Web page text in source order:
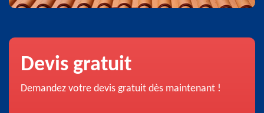
Devis gratuit
Demandez votre devis gratuit dès maintenant !